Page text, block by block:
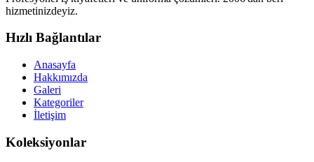
hizmetinizdeyiz.
Hızlı Bağlantılar
Anasayfa
Hakkımızda
Galeri
Kategoriler
İletişim
Koleksiyonlar